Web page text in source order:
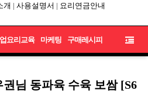
개 | 사용설명서 | 요리연금안내
요리교육 마케팅 구매레시피
님 동파육 수육 보쌈 [S6